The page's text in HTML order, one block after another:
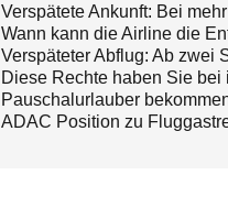
Verspätete Ankunft: Bei
Wann kann die Airline die
Verspäteter Abflug: Ab zwei
Diese Rechte haben Sie
Pauschalurlauber
ADAC Position zu